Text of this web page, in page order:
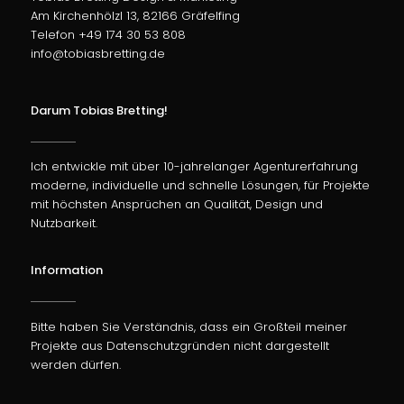
Am Kirchenhölzl 13, 82166 Gräfelfing
Telefon +49 174 30 53 808
info@tobiasbretting.de
Darum Tobias Bretting!
Ich entwickle mit über 10-jahrelanger Agenturerfahrung
moderne, individuelle und schnelle Lösungen, für Projekte
mit höchsten Ansprüchen an Qualität, Design und
Nutzbarkeit.
Information
Bitte haben Sie Verständnis, dass ein Großteil meiner
Projekte aus Datenschutzgründen nicht dargestellt
werden dürfen.